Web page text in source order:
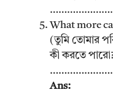
What more
(তুমি তোমার
কী করতে
Ans: